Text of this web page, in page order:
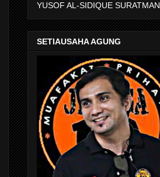
YUSOF AL-SIDIQUE SURATMAN
SETIAUSAHA AGUNG